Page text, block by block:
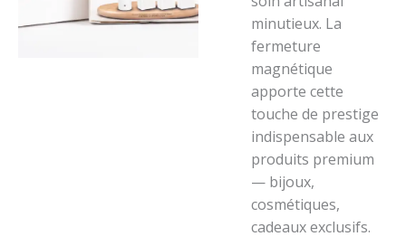
minutieux. La
fermeture
magnétique
apporte cette
touche de prestige
indispensable aux
produits premium
— bijoux,
cosmétiques,
cadeaux exclusifs.